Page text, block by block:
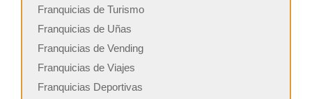
Franquicias de Turismo
Franquicias de Uñas
Franquicias de Vending
Franquicias de Viajes
Franquicias Deportivas